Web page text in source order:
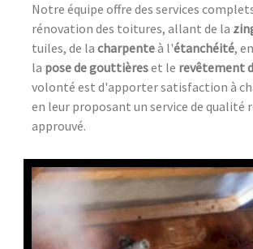
Notre équipe offre des services
rénovation des toitures, allant de la
tuiles, de la charpenteà l'étanchéité,
la pose de gouttièreset le revêtement
volonté est d'apporter satisfaction à
en leur proposant un service de qualité
approuvé.